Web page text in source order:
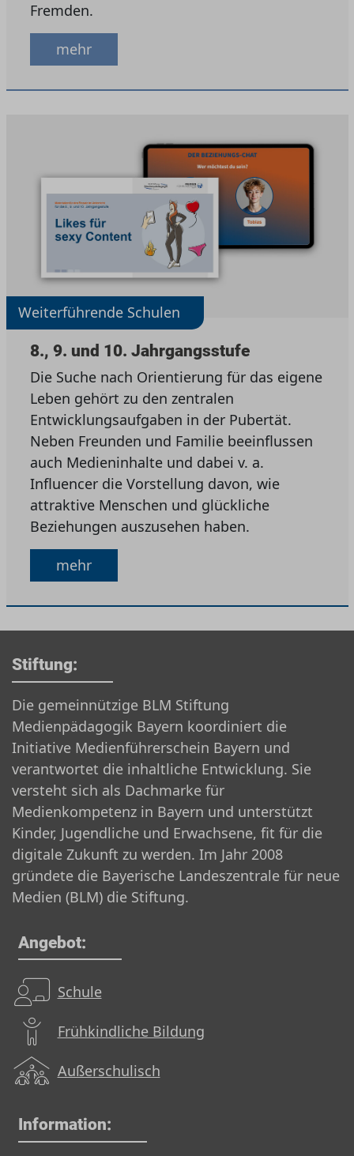
Fremden.
mehr
Weiterführende Schulen
8., 9. und 10. Jahrgangsstufe
Die Suche nach Orientierung für das eigene
Leben gehört zu den zentralen
Entwicklungsaufgaben in der Pubertät.
Neben Freunden und Familie beeinflussen
auch Medieninhalte und dabei v. a.
Influencer die Vorstellung davon, wie
attraktive Menschen und glückliche
Beziehungen auszusehen haben.
mehr
Stiftung:
Die gemeinnützige BLM Stiftung
Medienpädagogik Bayern koordiniert die
Initiative Medienführerschein Bayern und
verantwortet die inhaltliche Entwicklung. Sie
versteht sich als Dachmarke für
Medienkompetenz in Bayern und unterstützt
Kinder, Jugendliche und Erwachsene, fit für die
digitale Zukunft zu werden. Im Jahr 2008
gründete die Bayerische Landeszentrale für neue
Medien (BLM) die Stiftung.
Angebot:
Schule
Frühkindliche Bildung
Außerschulisch
Information: